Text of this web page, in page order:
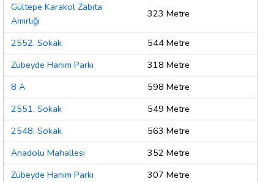
Gültepe Karakol Zabıta
Amirliği
323 Metre
2552. Sokak
544 Metre
Zübeyde Hanım Parkı
318 Metre
8 A
598 Metre
2551. Sokak
549 Metre
2548. Sokak
563 Metre
Anadolu Mahallesi
352 Metre
Zübeyde Hanım Parkı
307 Metre